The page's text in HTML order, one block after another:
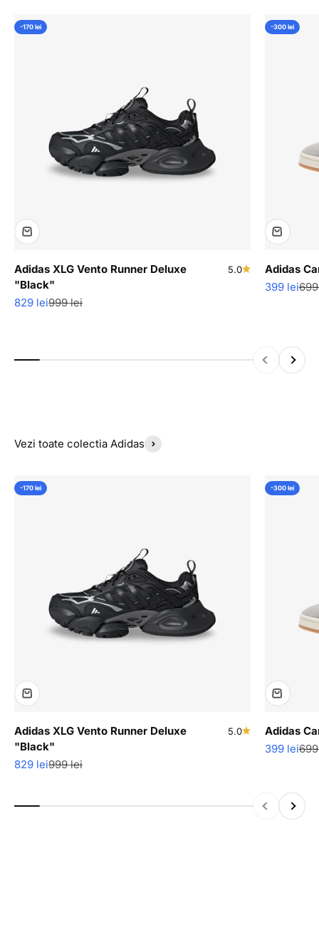
-170 lei
Adidas XLG Vento Runner Deluxe
"Black"
5.0
Pret redus
829 leiPret normal
999 lei
-300 lei
Adidas
Pret redus
399 lei
InapoiInainte
Vezi toate colectia Adidas
-170 lei
Adidas XLG Vento Runner Deluxe
"Black"
5.0
Pret redus
829 leiPret normal
999 lei
-300 lei
Adidas
Pret redus
399 lei
InapoiInainte
Descopera produse cu ultimele bucati disponibile in stoc